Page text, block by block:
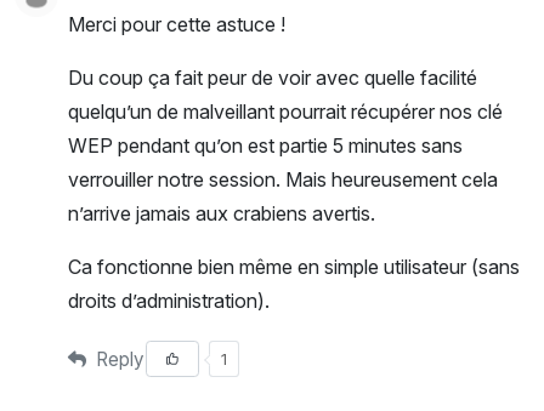
Merci pour cette astuce !
Du coup ça fait peur de voir avec quelle facilité
quelqu’un de malveillant pourrait récupérer nos clé
WEP pendant qu’on est partie 5 minutes sans
verrouiller notre session. Mais heureusement cela
n’arrive jamais aux crabiens avertis.
Ca fonctionne bien même en simple utilisateur (sans
droits d’administration).
Reply 1